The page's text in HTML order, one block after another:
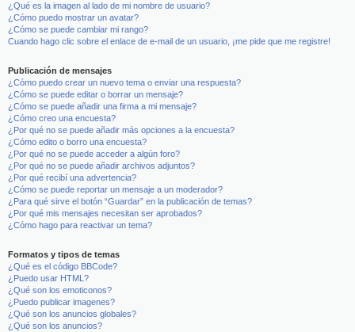
¿Qué es la imagen al lado de mi nombre de usuario?
¿Cómo puedo mostrar un avatar?
¿Cómo se puede cambiar mi rango?
Cuando hago clic sobre el enlace de e-mail de un usuario, ¡me pide que me registre!
Publicación de mensajes
¿Cómo puedo crear un nuevo tema o enviar una respuesta?
¿Cómo se puede editar o borrar un mensaje?
¿Cómo se puede añadir una firma a mi mensaje?
¿Cómo creo una encuesta?
¿Por qué no se puede añadir más opciones a la encuesta?
¿Cómo edito o borro una encuesta?
¿Por qué no se puede acceder a algún foro?
¿Por qué no se puede añadir archivos adjuntos?
¿Por qué recibí una advertencia?
¿Cómo se puede reportar un mensaje a un moderador?
¿Para qué sirve el botón “Guardar” en la publicación de temas?
¿Por qué mis mensajes necesitan ser aprobados?
¿Cómo hago para reactivar un tema?
Formatos y tipos de temas
¿Qué es el código BBCode?
¿Puedo usar HTML?
¿Qué son los emoticonos?
¿Puedo publicar imagenes?
¿Qué son los anuncios globales?
¿Qué son los anuncios?